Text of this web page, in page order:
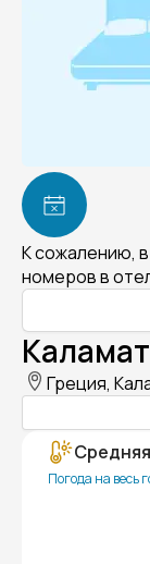
К сожалению,
номеров в
Греция,
Погода на весь